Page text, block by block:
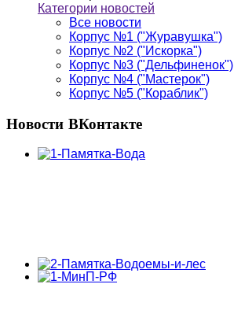
Категории новостей
Все новости
Корпус №1 ("Журавушка")
Корпус №2 ("Искорка")
Корпус №3 ("Дельфиненок")
Корпус №4 ("Мастерок")
Корпус №5 ("Кораблик")
Новости ВКонтакте